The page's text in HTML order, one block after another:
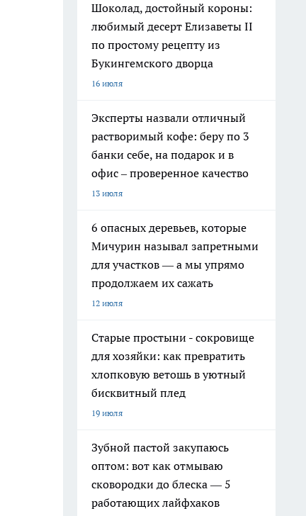
Шоколад, достойный короны:
любимый десерт Елизаветы II
по простому рецепту из
Букингемского дворца
16 июля
Эксперты назвали отличный
растворимый кофе: беру по 3
банки себе, на подарок и в
офис – проверенное качество
13 июля
6 опасных деревьев, которые
Мичурин называл запретными
для участков — а мы упрямо
продолжаем их сажать
12 июля
Старые простыни - сокровище
для хозяйки: как превратить
хлопковую ветошь в уютный
бисквитный плед
19 июля
Зубной пастой закупаюсь
оптом: вот как отмываю
сковородки до блеска — 5
работающих лайфхаков